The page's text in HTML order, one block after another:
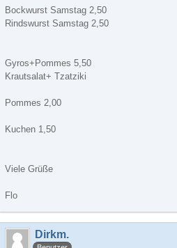
Bockwurst Samstag 2,50
Rindswurst Samstag 2,50
Gyros+Pommes 5,50
Krautsalat+ Tzatziki
Pommes 2,00
Kuchen 1,50
Viele Grüße
Flo
Dirkm.